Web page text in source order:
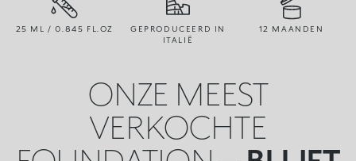
25 ML / 0.845 FL.OZ
GEPRODUCEERD IN
ITALIË
12 MAANDEN
ONZE MEEST
VERKOCHTE